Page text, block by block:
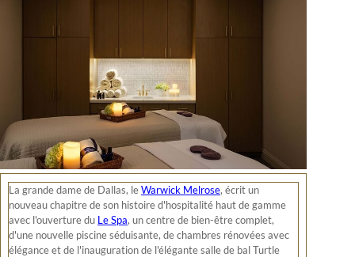
La grande dame de Dallas, leWarwick Melrose, écrit un
nouveau chapitre de son histoire d'hospitalité haut de gamme
avec l'ouverture du Le Spa, un centre de bien-être complet,
d'une nouvelle piscine séduisante, de chambres rénovées avec
élégance et de l'inauguration de l'élégante salle de bal Turtle